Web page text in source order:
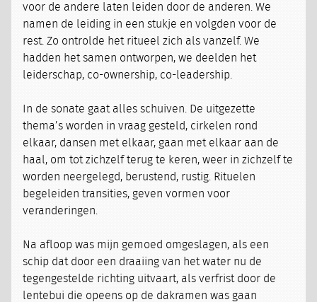
voor de andere laten leiden door de anderen. We
namen de leiding in een stukje en volgden voor de
rest. Zo ontrolde het ritueel zich als vanzelf. We
hadden het samen ontworpen, we deelden het
leiderschap, co-ownership, co-leadership.
In de sonate gaat alles schuiven. De uitgezette
thema’s worden in vraag gesteld, cirkelen rond
elkaar, dansen met elkaar, gaan met elkaar aan de
haal, om tot zichzelf terug te keren, weer in zichzelf te
worden neergelegd, berustend, rustig. Rituelen
begeleiden transities, geven vormen voor
veranderingen.
Na afloop was mijn gemoed omgeslagen, als een
schip dat door een draaiing van het water nu de
tegengestelde richting uitvaart, als verfrist door de
lentebui die opeens op de dakramen was gaan